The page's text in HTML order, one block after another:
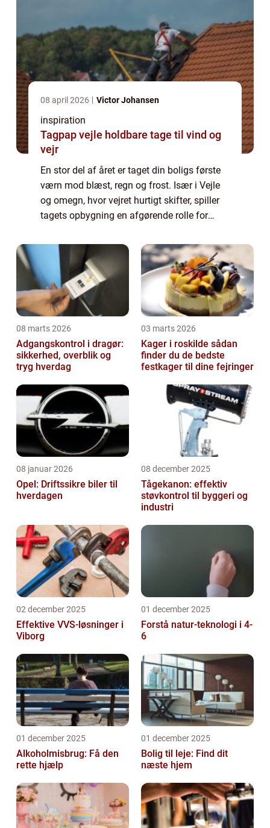
08 april 2026 Victor Johansen
inspiration
Tagpap vejle holdbare tage til vind og
vejr
En stor del af året er taget din boligs første
værn mod blæst, regn og frost. Især i Vejle
og omegn, hvor vejret hurtigt skifter, spiller
tagets opbygning en afgørende rolle for
kigger derfor mod tagpap som e...
08 marts 2026
Adgangskontrol i dragør:
sikkerhed, overblik og
tryg hverdag
03 marts 2026
Kager i roskilde sådan
finder du de bedste
festkager til dine fejringer
08 januar 2026
Opel: Driftssikre biler til
hverdagen
08 december 2025
Tågekanon: effektiv
støvkontrol til byggeri og
industri
02 december 2025
Effektive VVS-løsninger i
Viborg
01 december 2025
Forstå natur-teknologi i 4-
6
01 december 2025
Alkoholmisbrug: Få den
rette hjælp
01 december 2025
Bolig til leje: Find dit
næste hjem